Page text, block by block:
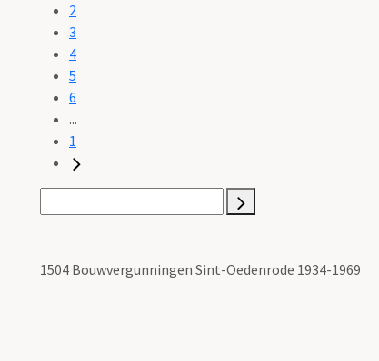
2
3
4
5
6
...
1
1504 Bouwvergunningen Sint-Oedenrode 1934-1969